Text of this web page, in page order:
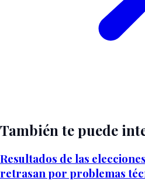
También te puede
Resultados de las
retrasan por problemas